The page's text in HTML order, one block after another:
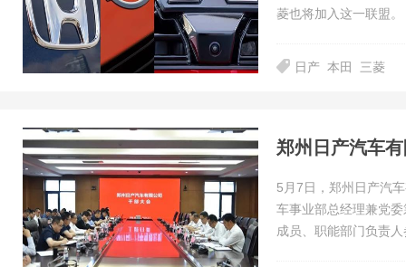
菱也将加入这一联盟。
日产 本田 三菱
郑州日产汽车
5月7日，郑州日产汽
车事业部总经理兼党
成员、职能部门负责